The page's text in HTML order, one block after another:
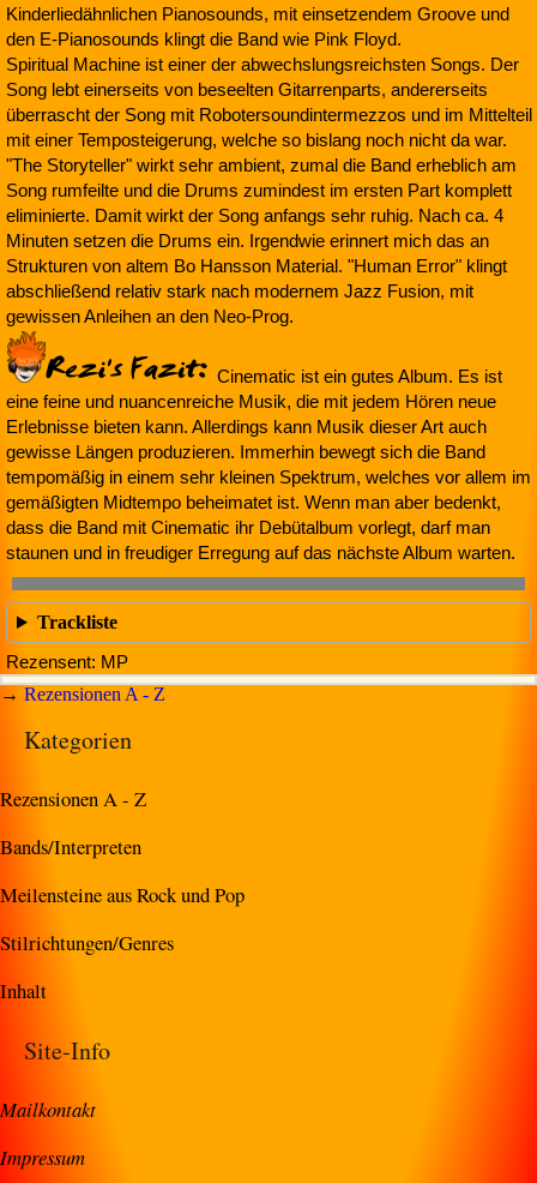
Kinderliedähnlichen Pianosounds, mit einsetzendem Groove und
den E-Pianosounds klingt die Band wie Pink Floyd.
Spiritual Machine ist einer der abwechslungsreichsten Songs. Der
Song lebt einerseits von beseelten Gitarrenparts, andererseits
überrascht der Song mit Robotersoundintermezzos und im Mittelteil
mit einer Temposteigerung, welche so bislang noch nicht da war.
"The Storyteller" wirkt sehr ambient, zumal die Band erheblich am
Song rumfeilte und die Drums zumindest im ersten Part komplett
eliminierte. Damit wirkt der Song anfangs sehr ruhig. Nach ca. 4
Minuten setzen die Drums ein. Irgendwie erinnert mich das an
Strukturen von altem Bo Hansson Material. "Human Error" klingt
abschließend relativ stark nach modernem Jazz Fusion, mit
gewissen Anleihen an den Neo-Prog.
Cinematic ist ein gutes Album. Es ist
eine feine und nuancenreiche Musik, die mit jedem Hören neue
Erlebnisse bieten kann. Allerdings kann Musik dieser Art auch
gewisse Längen produzieren. Immerhin bewegt sich die Band
tempomäßig in einem sehr kleinen Spektrum, welches vor allem im
gemäßigten Midtempo beheimatet ist. Wenn man aber bedenkt,
dass die Band mit Cinematic ihr Debütalbum vorlegt, darf man
staunen und in freudiger Erregung auf das nächste Album warten.
Trackliste
Rezensent: MP
→ Rezensionen A - Z
Kategorien
Rezensionen A - Z
Bands/Interpreten
Meilensteine aus Rock und Pop
Stilrichtungen/Genres
Inhalt
Site-Info
Mailkontakt
Impressum